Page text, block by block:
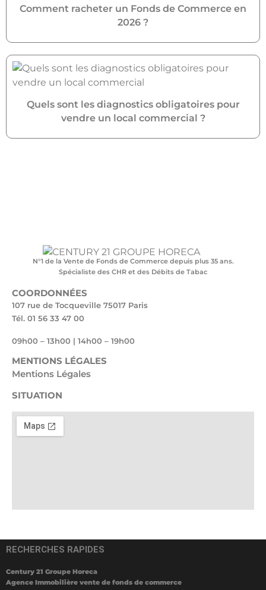
Comment racheter un Fonds de Commerce en
2026 ?
Quels sont les diagnostics obligatoires pour
vendre un local commercial ?
N°1 de la Vente de Fonds de Commerce depuis plus 35 ans.
Spécialiste des CHR et des Débits de Tabac
COORDONNÉES
107 rue de Tocqueville 75017 Paris
Tél. 01 56 33 47 00
09h00 – 13h00 | 14h00 – 19h00
MENTIONS LÉGALES
Mentions Légales
SITUATION
RECHERCHES RAPIDES
Century 21 Groupe Horeca
Agence Immobilière vente de fonds de commerce